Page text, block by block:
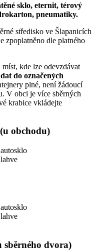
sklo, eternit, térový
pneumatiky.
středisko ve Šlapanicích
zpoplatněno dle platného
kde lze odevzdávat
do označených
plné, není žádoucí
V obci je více sběrných
krabice vkládejte
obchodu)
sběrného dvora)